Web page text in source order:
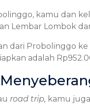
kamu dan
Lembar Lombok
dari Probolinggo
adalah
road trip, kamu